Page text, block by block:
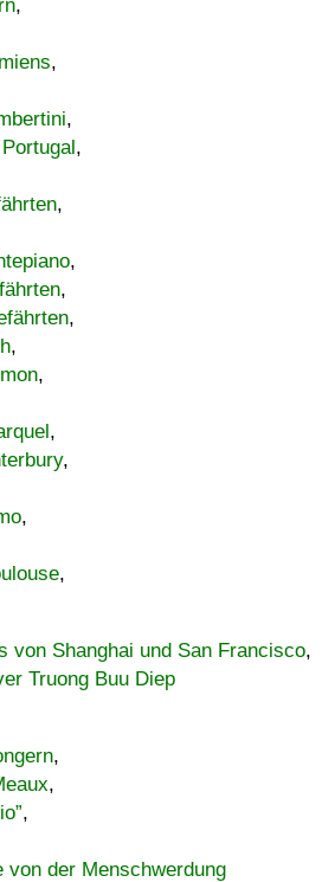
,
,
,
,
,
,
,
,
,
,
,
,
,
,
von Shanghai und San Francisco,
Truong Buu Diep
,
,
,
von der Menschwerdung